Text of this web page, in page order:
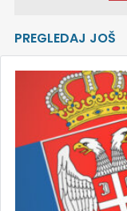
PREGLEDAJ JOŠ